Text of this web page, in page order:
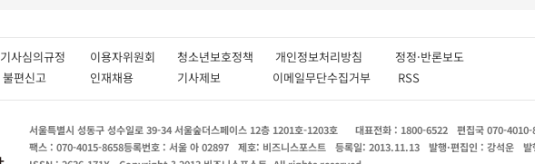
기사심의규정 이용자위원회 청소년보호정책 개인정보처리방침 정정·반론보도
불편신고 인재채용 기사제보 이메일무단수집거부 RSS
서울특별시 성동구 성수일로 39-34 서울숲더스페이스 12층 1201호-1203호 대표전화 : 1800-6522 편집국 070-
팩스 : 070-4015-8658등록번호 : 서울 아 02897 제호: 비즈니스포스트 등록일: 2013.11.13 발행·편집인 : 강석운 발